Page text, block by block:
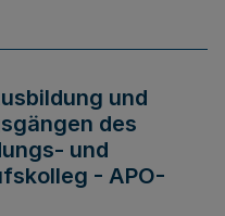
und
des
und
- APO-